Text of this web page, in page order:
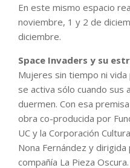
En este mismo espacio
noviembre, 1 y 2 de
diciembre.
Space Invaders y su
Mujeres sin tiempo ni
se activa sólo cuando sus
duermen. Con esa
obra co-producida por
UC y la Corporación
Nona Fernández y
compañía La Pieza Oscura.